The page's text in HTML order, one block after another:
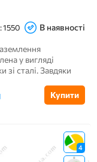
1550 В наявності
​​у вигляді
зі сталі. Завдяки
Купити
4